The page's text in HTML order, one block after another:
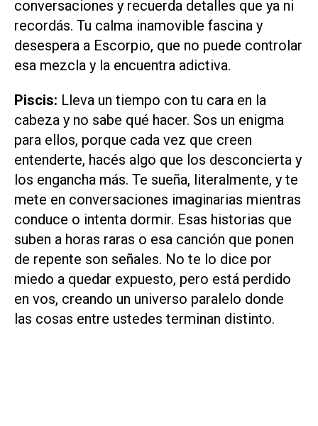
conversaciones y recuerda detalles que ya ni
recordás. Tu calma inamovible fascina y
desespera a Escorpio, que no puede controlar
esa mezcla y la encuentra adictiva.
Piscis: Lleva un tiempo con tu cara en la
cabeza y no sabe qué hacer. Sos un enigma
para ellos, porque cada vez que creen
entenderte, hacés algo que los desconcierta y
los engancha más. Te sueña, literalmente, y te
mete en conversaciones imaginarias mientras
conduce o intenta dormir. Esas historias que
suben a horas raras o esa canción que ponen
de repente son señales. No te lo dice por
miedo a quedar expuesto, pero está perdido
en vos, creando un universo paralelo donde
las cosas entre ustedes terminan distinto.